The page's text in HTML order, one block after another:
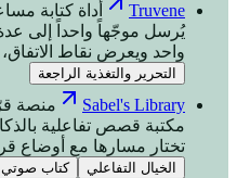
Truvene
أداة كتابة
يُرسل موجّهاً واحداً إلى
واحد ويعرض نقاط
التحرير والتغذية الراجعة
Sabel's Library
منصة
مكتبة قصص تفاعلية
تختار مسارها مع أوضاع
الخيال التفاعلي كتاب صوتي